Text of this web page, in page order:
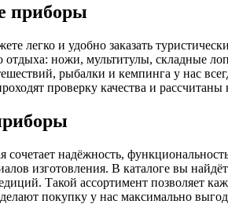
приборы
легко и удобно заказать
отдыха: ножи, мультитулы, складные
рыбалки и кемпинга у нас
проверку качества и
надёжность,
изготовления. В каталоге вы
Такой ассортимент позволяет
покупку у нас максимально